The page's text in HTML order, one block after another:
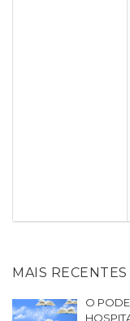
MAIS RECENTES
O